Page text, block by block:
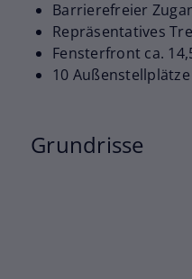
Barrierefreier
Repräsentatives
Fensterfront ca.
10
Grundrisse